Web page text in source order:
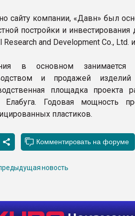
сайту компании, «Давн» был
постройки и
Research and Development Co., Ltd.
в основном занимается
и продажей изделий
площадка
Елабуга. Годовая мощность
пластиков.
новость